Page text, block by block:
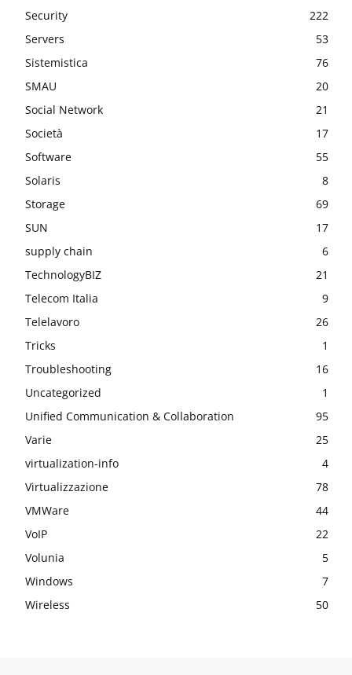
Security
222
Servers
53
Sistemistica
76
SMAU
20
Social Network
21
Società
17
Software
55
Solaris
8
Storage
69
SUN
17
supply chain
6
TechnologyBIZ
21
Telecom Italia
9
Telelavoro
26
Tricks
1
Troubleshooting
16
Uncategorized
1
Unified Communication & Collaboration
95
Varie
25
virtualization-info
4
Virtualizzazione
78
VMWare
44
VoIP
22
Volunia
5
Windows
7
Wireless
50